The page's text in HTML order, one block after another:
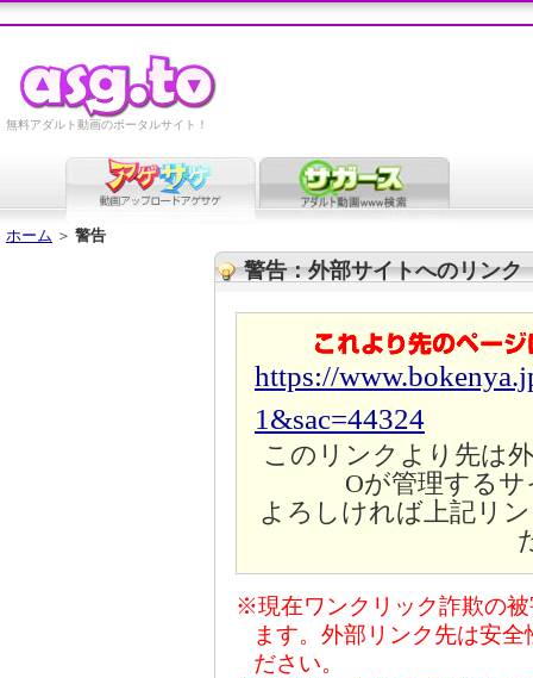
無料アダルト動画のポータルサイト！
ホーム ＞ 警告
警告：外部サイトへのリンク
https://
1&sac=44324
このリンクより先は
Oが管理する
よろしければ上記リ
※現在ワンクリック詐欺の
ます。外部リンク先は安
ださい。